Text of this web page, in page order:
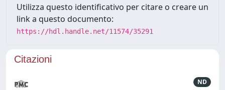
Utilizza questo identificativo per citare o creare un
link a questo documento:
https://hdl.handle.net/11574/35291
Citazioni
ND